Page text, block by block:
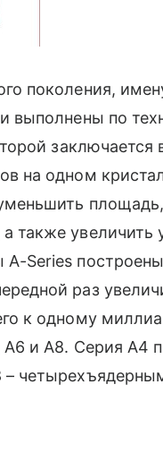
поколения,
выполнены по
заключается
на одном
также увеличить
Series
раз
к одному
и A8. Серия A4
–